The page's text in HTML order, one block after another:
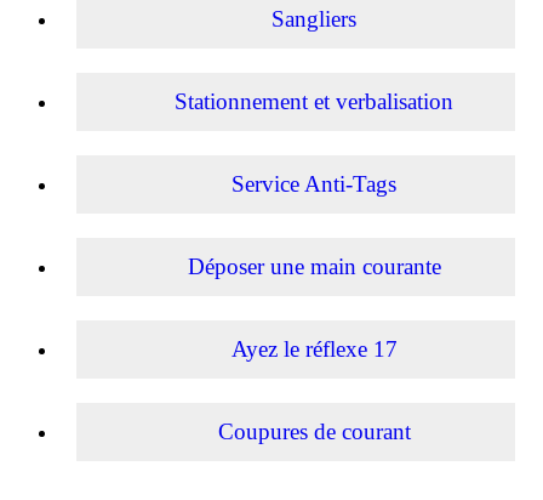
Sangliers
Stationnement et verbalisation
Service Anti-Tags
Déposer une main courante
Ayez le réflexe 17
Coupures de courant